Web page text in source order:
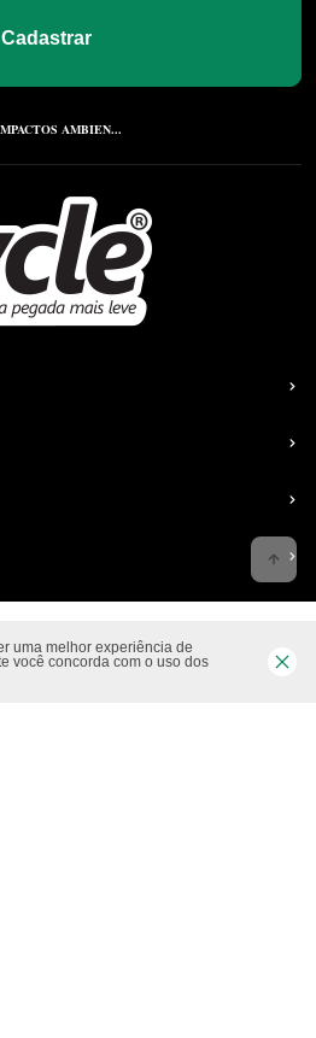
Cadastrar
AMBIEN...
uma melhor experiência de
você concorda com o uso dos